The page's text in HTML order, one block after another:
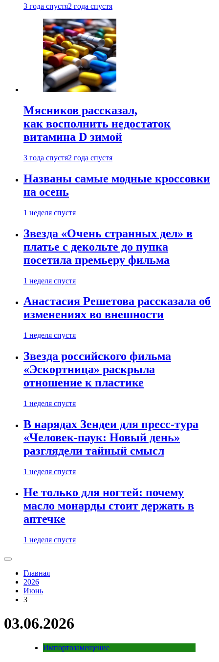
3 года спустя2 года спустя
Мясников рассказал,
как восполнить недостаток
витамина D зимой
3 года спустя2 года спустя
Названы самые модные кроссовки
на осень
1 неделя спустя
Звезда «Очень странных дел» в
платье с декольте до пупка
посетила премьеру фильма
1 неделя спустя
Анастасия Решетова рассказала об
изменениях во внешности
1 неделя спустя
Звезда российского фильма
«Эскортница» раскрыла
отношение к пластике
1 неделя спустя
В нарядах Зендеи для пресс-тура
«Человек-паук: Новый день»
разглядели тайный смысл
1 неделя спустя
Не только для ногтей: почему
масло монарды стоит держать в
аптечке
1 неделя спустя
Главная
2026
Июнь
3
03.06.2026
Импортозамещение